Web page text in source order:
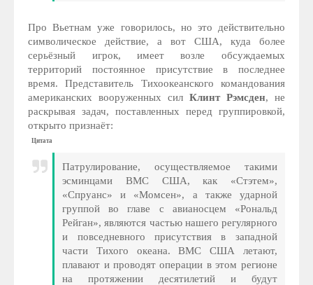
Про Вьетнам уже говорилось, но это действительно
символическое действие, а вот США, куда более
серьёзный игрок, имеет возле обсуждаемых
территорий постоянное присутствие в последнее
время. Представитель Тихоокеанского командования
американских вооруженных сил Клинт Рэмсден, не
раскрывая задач, поставленных перед группировкой,
открыто признаёт:
Цитата
Патрулирование, осуществляемое такими
эсминцами ВМС США, как «Стэтем»,
«Спруанс» и «Момсен», а также ударной
группой во главе с авианосцем «Рональд
Рейган», являются частью нашего регулярного
и повседневного присутствия в западной
части Тихого океана. ВМС США летают,
плавают и проводят операции в этом регионе
на протяжении десятилетий и будут